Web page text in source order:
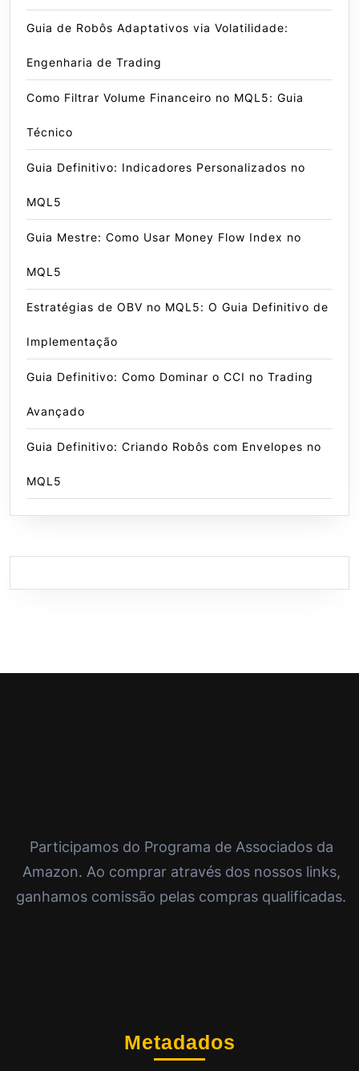
Guia de Robôs Adaptativos via Volatilidade:
Engenharia de Trading
Como Filtrar Volume Financeiro no MQL5: Guia
Técnico
Guia Definitivo: Indicadores Personalizados no
MQL5
Guia Mestre: Como Usar Money Flow Index no
MQL5
Estratégias de OBV no MQL5: O Guia Definitivo de
Implementação
Guia Definitivo: Como Dominar o CCI no Trading
Avançado
Guia Definitivo: Criando Robôs com Envelopes no
MQL5
Participamos do Programa de Associados da
Amazon. Ao comprar através dos nossos links,
ganhamos comissão pelas compras qualificadas.
Metadados